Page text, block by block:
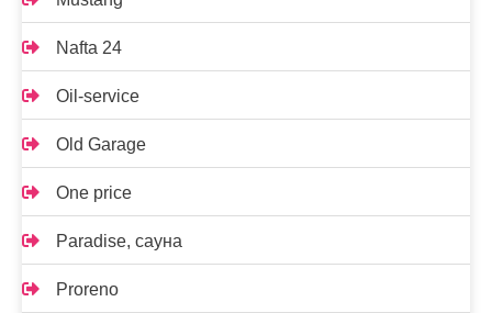
Nafta 24
Oil-service
Old Garage
One price
Paradise, сауна
Proreno